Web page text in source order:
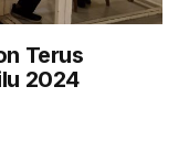
Terus
2024